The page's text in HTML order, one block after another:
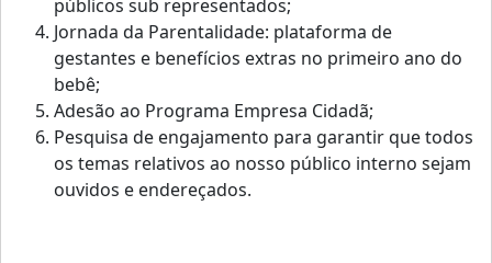
públicos sub representados;
Jornada da Parentalidade: plataforma de
gestantes e benefícios extras no primeiro ano do
bebê;
Adesão ao Programa Empresa Cidadã;
Pesquisa de engajamento para garantir que todos
os temas relativos ao nosso público interno sejam
ouvidos e endereçados.